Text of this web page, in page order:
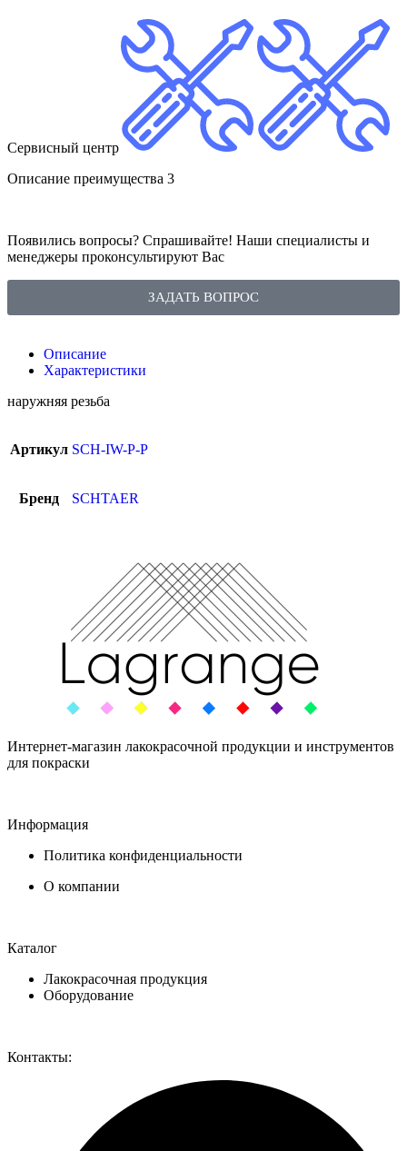
Сервисный центр
Описание преимущества 3
Появились вопросы? Спрашивайте! Наши специалисты и
менеджеры проконсультируют Вас
ЗАДАТЬ ВОПРОС
Описание
Характеристики
наружняя резьба
Артикул SCH-IW-P-P
Бренд SCHTAER
Интернет-магазин лакокрасочной продукции и инструментов
для покраски
Информация
Политика конфиденциальности
О компании
Каталог
Лакокрасочная продукция
Оборудование
Контакты: